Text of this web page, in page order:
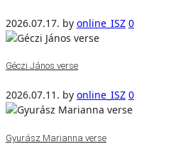
2026.07.17. by online_ISZ 0
Géczi János verse
2026.07.11. by online_ISZ 0
Gyurász Marianna verse